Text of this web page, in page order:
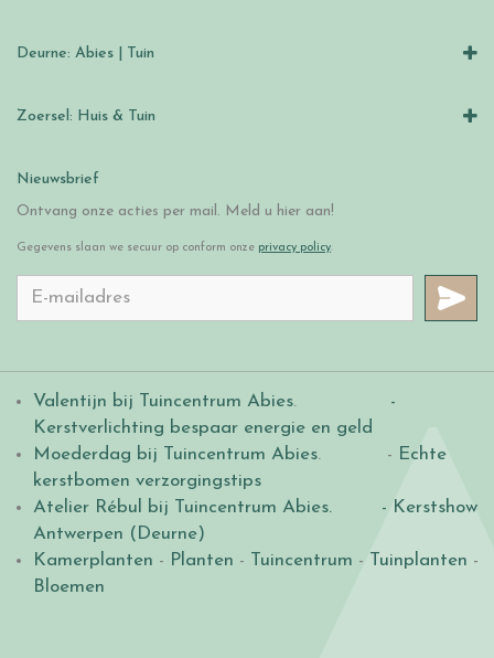
Deurne: Abies | Tuin
Zoersel: Huis & Tuin
Nieuwsbrief
Ontvang onze acties per mail. Meld u hier aan!
Gegevens slaan we secuur op conform onze privacy policy.
Valentijn bij Tuincentrum Abies.
-
Kerstverlichting bespaar energie en geld
Moederdag bij Tuincentrum Abies. - Echte
kerstbomen verzorgingstips
Atelier Rébul bij Tuincentrum Abies.
- Kerstshow
Antwerpen (Deurne)
Kamerplanten - Planten - Tuincentrum - Tuinplanten -
Bloemen